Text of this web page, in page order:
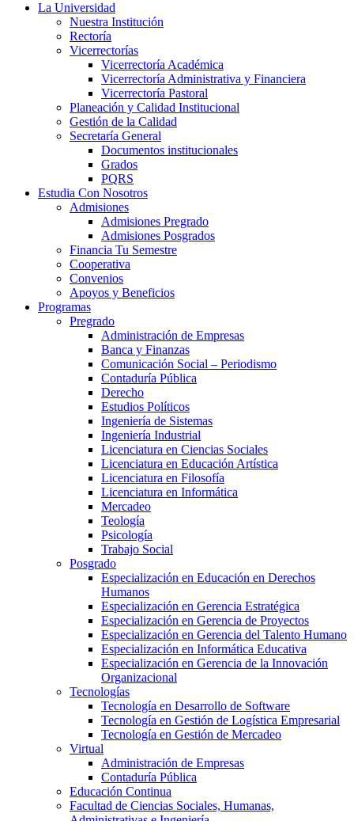
La Universidad
Nuestra Institución
Rectoría
Vicerrectorías
Vicerrectoría Académica
Vicerrectoría Administrativa y Financiera
Vicerrectoría Pastoral
Planeación y Calidad Institucional
Gestión de la Calidad
Secretaría General
Documentos institucionales
Grados
PQRS
Estudia Con Nosotros
Admisiones
Admisiones Pregrado
Admisiones Posgrados
Financia Tu Semestre
Cooperativa
Convenios
Apoyos y Beneficios
Programas
Pregrado
Administración de Empresas
Banca y Finanzas
Comunicación Social – Periodismo
Contaduría Pública
Derecho
Estudios Políticos
Ingeniería de Sistemas
Ingeniería Industrial
Licenciatura en Ciencias Sociales
Licenciatura en Educación Artística
Licenciatura en Filosofía
Licenciatura en Informática
Mercadeo
Teología
Psicología
Trabajo Social
Posgrado
Especialización en Educación en Derechos
Humanos
Especialización en Gerencia Estratégica
Especialización en Gerencia de Proyectos
Especialización en Gerencia del Talento Humano
Especialización en Informática Educativa
Especialización en Gerencia de la Innovación
Organizacional
Tecnologías
Tecnología en Desarrollo de Software
Tecnología en Gestión de Logística Empresarial
Tecnología en Gestión de Mercadeo
Virtual
Administración de Empresas
Contaduría Pública
Educación Continua
Facultad de Ciencias Sociales, Humanas,